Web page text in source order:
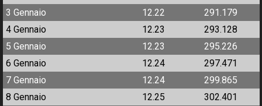
3 Gennaio
12.22
291.179
4 Gennaio
12.23
293.128
5 Gennaio
12.23
295.226
6 Gennaio
12.24
297.471
7 Gennaio
12.24
299.865
8 Gennaio
12.25
302.401